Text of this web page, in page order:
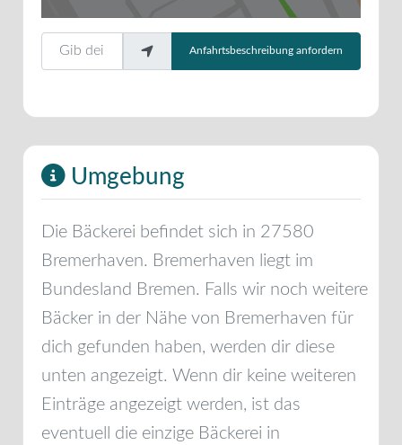
Gib deinen Standort ein.
Anfahrtsbeschreibung anfordern
Umgebung
Die Bäckerei befindet sich in 27580
Bremerhaven. Bremerhaven liegt im
Bundesland Bremen. Falls wir noch weitere
Bäcker in der Nähe von Bremerhaven für
dich gefunden haben, werden dir diese
unten angezeigt. Wenn dir keine weiteren
Einträge angezeigt werden, ist das
eventuell die einzige Bäckerei in